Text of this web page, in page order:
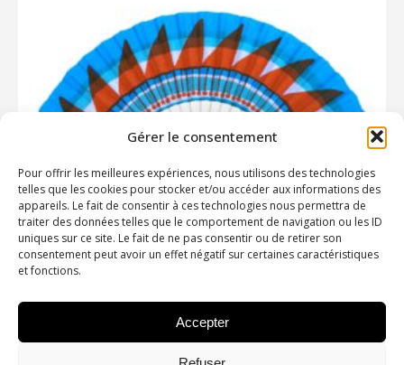
Gérer le consentement
Pour offrir les meilleures expériences, nous utilisons des technologies
telles que les cookies pour stocker et/ou accéder aux informations des
appareils. Le fait de consentir à ces technologies nous permettra de
traiter des données telles que le comportement de navigation ou les ID
uniques sur ce site. Le fait de ne pas consentir ou de retirer son
consentement peut avoir un effet négatif sur certaines caractéristiques
et fonctions.
Accepter
Courant d’air – Sunscreen
36,00€